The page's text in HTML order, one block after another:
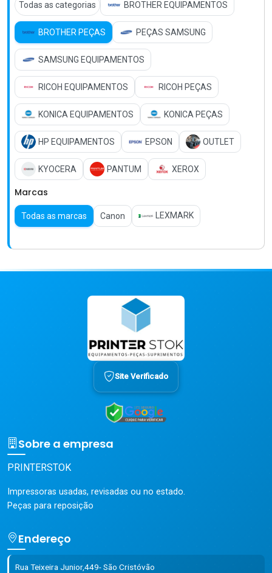
Todas as categorias BROTHER EQUIPAMENTOS
BROTHER PEÇAS PEÇAS SAMSUNG
SAMSUNG EQUIPAMENTOS
RICOH EQUIPAMENTOS RICOH PEÇAS
KONICA EQUIPAMENTOS KONICA PEÇAS
HP EQUIPAMENTOS EPSON OUTLET
KYOCERA PANTUM XEROX
Marcas
Todas as marcas Canon LEXMARK
Site Verificado
Sobre a empresa
PRINTERSTOK
Impressoras usadas, revisadas ou no estado.
Peças para reposição
Endereço
Rua Teixeira Junior,449- São Cristóvão